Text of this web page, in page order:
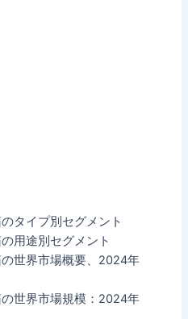
タイプ別セグメント
用途別セグメント
世界市場概要、2024年
世界市場規模：2024年